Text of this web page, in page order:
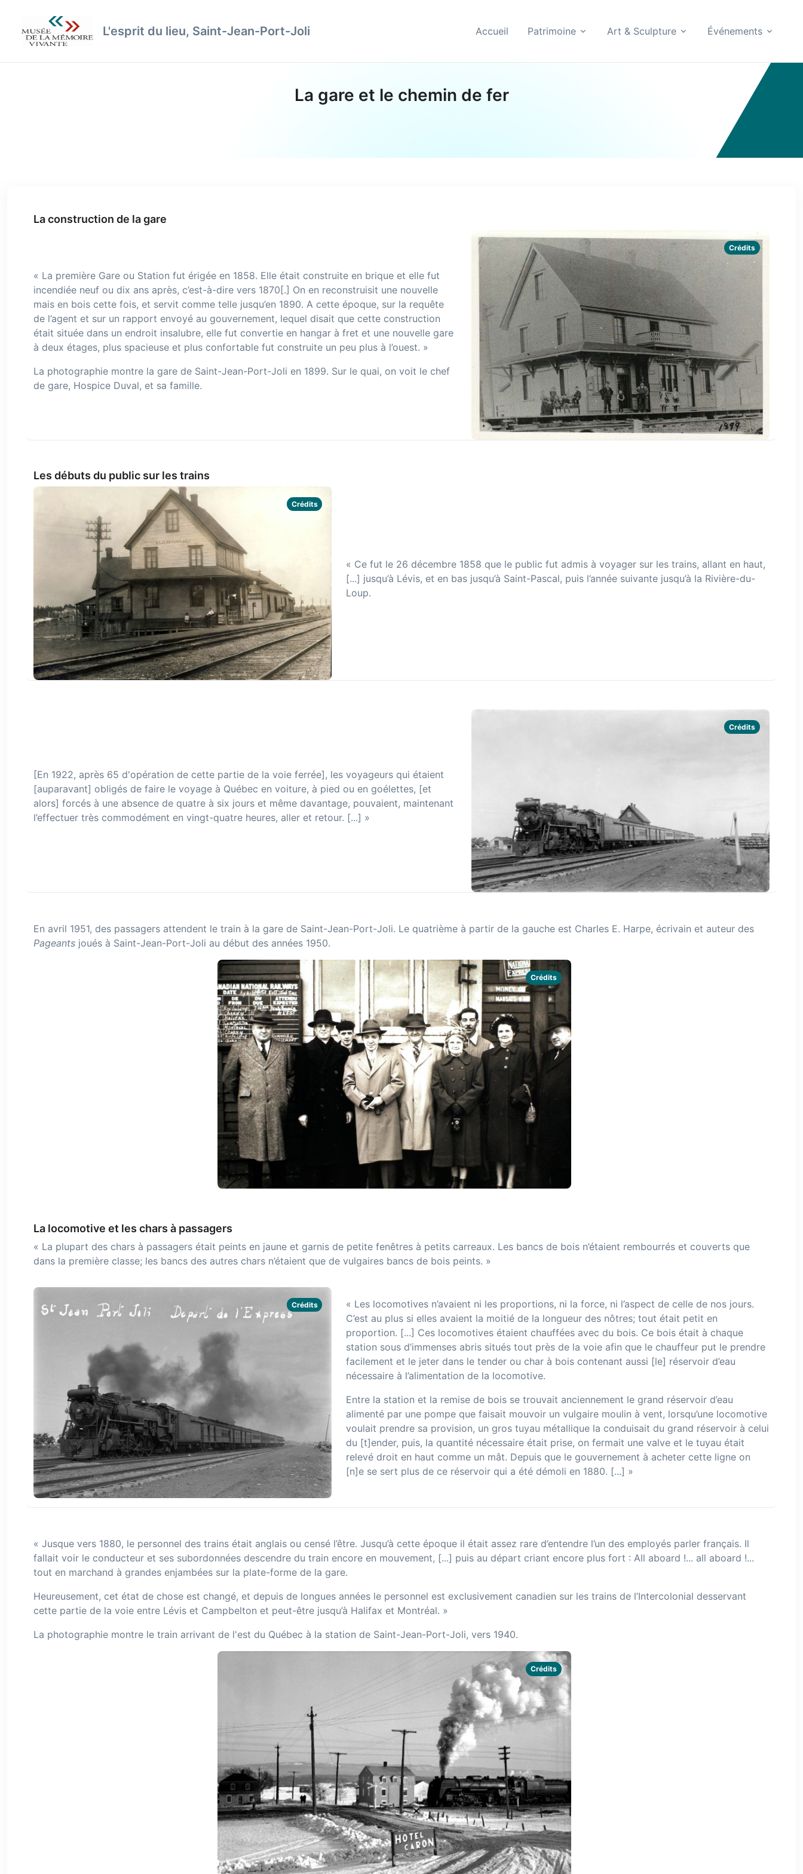
L'esprit du lieu, Saint-Jean-Port-Joli Accueil Patrimoine Art & Sculpture Événements
La gare et le chemin de fer
La construction de la gare
« La première Gare ou Station fut érigée en 1858. Elle était construite en brique et elle fut
incendiée neuf ou dix ans après, c’est-à-dire vers 1870[.] On en reconstruisit une nouvelle
mais en bois cette fois, et servit comme telle jusqu’en 1890. A cette époque, sur la requête
de l’agent et sur un rapport envoyé au gouvernement, lequel disait que cette construction
était située dans un endroit insalubre, elle fut convertie en hangar à fret et une nouvelle gare
à deux étages, plus spacieuse et plus confortable fut construite un peu plus à l’ouest. »
La photographie montre la gare de Saint-Jean-Port-Joli en 1899. Sur le quai, on voit le chef
de gare, Hospice Duval, et sa famille.
Crédits
Les débuts du public sur les trains
Crédits
« Ce fut le 26 décembre 1858 que le public fut admis à voyager sur les trains, allant en haut,
[...] jusqu’à Lévis, et en bas jusqu’à Saint-Pascal, puis l’année suivante jusqu’à la Rivière-du-
Loup.
[En 1922, après 65 d'opération de cette partie de la voie ferrée], les voyageurs qui étaient
[auparavant] obligés de faire le voyage à Québec en voiture, à pied ou en goélettes, [et
alors] forcés à une absence de quatre à six jours et même davantage, pouvaient, maintenant
l’effectuer très commodément en vingt-quatre heures, aller et retour. [...] »
Crédits
En avril 1951, des passagers attendent le train à la gare de Saint-Jean-Port-Joli. Le quatrième à partir de la gauche est Charles E. Harpe, écrivain et auteur des
Pageants joués à Saint-Jean-Port-Joli au début des années 1950.
Crédits
La locomotive et les chars à passagers
« La plupart des chars à passagers était peints en jaune et garnis de petite fenêtres à petits carreaux. Les bancs de bois n’étaient rembourrés et couverts que
dans la première classe; les bancs des autres chars n’étaient que de vulgaires bancs de bois peints. »
Crédits
« Les locomotives n’avaient ni les proportions, ni la force, ni l’aspect de celle de nos jours.
C’est au plus si elles avaient la moitié de la longueur des nôtres; tout était petit en
proportion. [...] Ces locomotives étaient chauffées avec du bois. Ce bois était à chaque
station sous d’immenses abris situés tout près de la voie afin que le chauffeur put le prendre
facilement et le jeter dans le tender ou char à bois contenant aussi [le] réservoir d’eau
nécessaire à l’alimentation de la locomotive.
Entre la station et la remise de bois se trouvait anciennement le grand réservoir d’eau
alimenté par une pompe que faisait mouvoir un vulgaire moulin à vent, lorsqu’une locomotive
voulait prendre sa provision, un gros tuyau métallique la conduisait du grand réservoir à celui
du [t]ender, puis, la quantité nécessaire était prise, on fermait une valve et le tuyau était
relevé droit en haut comme un mât. Depuis que le gouvernement à acheter cette ligne on
[n]e se sert plus de ce réservoir qui a été démoli en 1880. [...] »
« Jusque vers 1880, le personnel des trains était anglais ou censé l’être. Jusqu’à cette époque il était assez rare d’entendre l’un des employés parler français. Il
fallait voir le conducteur et ses subordonnées descendre du train encore en mouvement, [...] puis au départ criant encore plus fort : All aboard !... all aboard !...
tout en marchand à grandes enjambées sur la plate-forme de la gare.
Heureusement, cet état de chose est changé, et depuis de longues années le personnel est exclusivement canadien sur les trains de l’Intercolonial desservant
cette partie de la voie entre Lévis et Campbelton et peut-être jusqu’à Halifax et Montréal. »
La photographie montre le train arrivant de l'est du Québec à la station de Saint-Jean-Port-Joli, vers 1940.
Crédits